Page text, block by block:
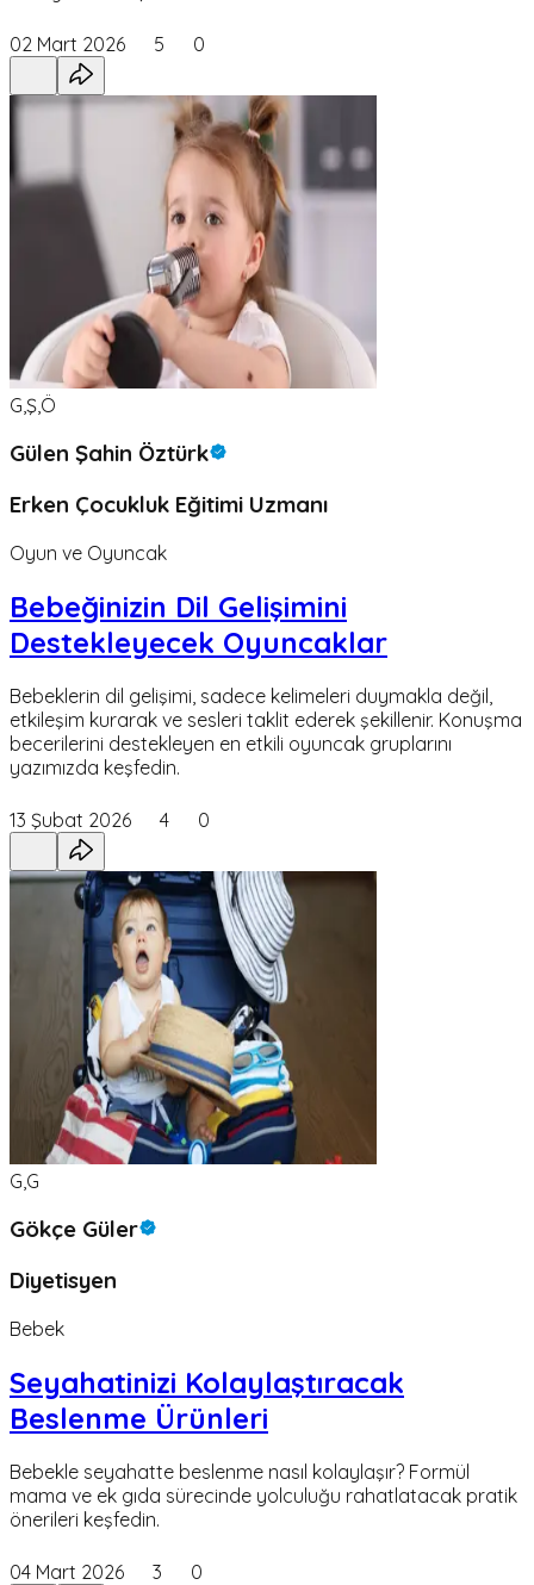
02 Mart 2026 5 0
G,Ş,Ö
Gülen Şahin Öztürk
Erken Çocukluk Eğitimi Uzmanı
Oyun ve Oyuncak
Bebeğinizin Dil Gelişimini
Destekleyecek Oyuncaklar
Bebeklerin dil gelişimi, sadece kelimeleri duymakla değil,
etkileşim kurarak ve sesleri taklit ederek şekillenir. Konuşma
becerilerini destekleyen en etkili oyuncak gruplarını
yazımızda keşfedin.
13 Şubat 2026 4 0
G,G
Gökçe Güler
Diyetisyen
Bebek
Seyahatinizi Kolaylaştıracak
Beslenme Ürünleri
Bebekle seyahatte beslenme nasıl kolaylaşır? Formül
mama ve ek gıda sürecinde yolculuğu rahatlatacak pratik
önerileri keşfedin.
04 Mart 2026 3 0